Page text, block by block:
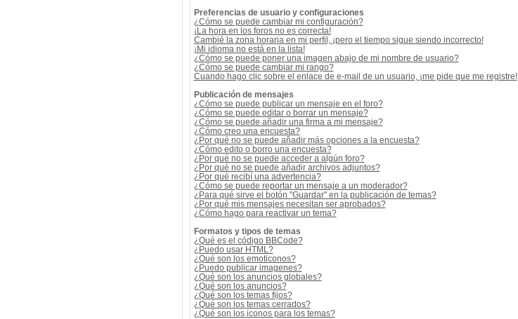
Preferencias de usuario y configuraciones
¿Cómo se puede cambiar mi configuración?
¡La hora en los foros no es correcta!
Cambié la zona horaria en mi perfil, ¡pero el tiempo sigue siendo incorrecto!
¡Mi idioma no está en la lista!
¿Cómo se puede poner una imagen abajo de mi nombre de usuario?
¿Cómo se puede cambiar mi rango?
Cuando hago clic sobre el enlace de e-mail de un usuario, ¡me pide que me registre!
Publicación de mensajes
¿Cómo se puede publicar un mensaje en el foro?
¿Cómo se puede editar o borrar un mensaje?
¿Cómo se puede añadir una firma a mi mensaje?
¿Cómo creo una encuesta?
¿Por qué no se puede añadir más opciones a la encuesta?
¿Cómo edito o borro una encuesta?
¿Por qué no se puede acceder a algún foro?
¿Por qué no se puede añadir archivos adjuntos?
¿Por qué recibí una advertencia?
¿Cómo se puede reportar un mensaje a un moderador?
¿Para qué sirve el botón "Guardar" en la publicación de temas?
¿Por qué mis mensajes necesitan ser aprobados?
¿Cómo hago para reactivar un tema?
Formatos y tipos de temas
¿Qué es el código BBCode?
¿Puedo usar HTML?
¿Qué son los emoticonos?
¿Puedo publicar imagenes?
¿Qué son los anuncios globales?
¿Qué son los anuncios?
¿Qué son los temas fijos?
¿Qué son los temas cerrados?
¿Qué son los iconos para los temas?